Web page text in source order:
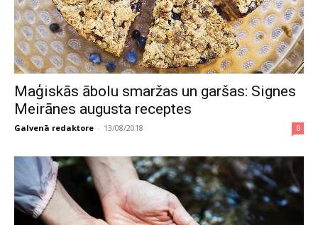
Maģiskās ābolu smaržas un garšas: Signes
Meirānes augusta receptes
Galvenā redaktore - 13/08/2018 0